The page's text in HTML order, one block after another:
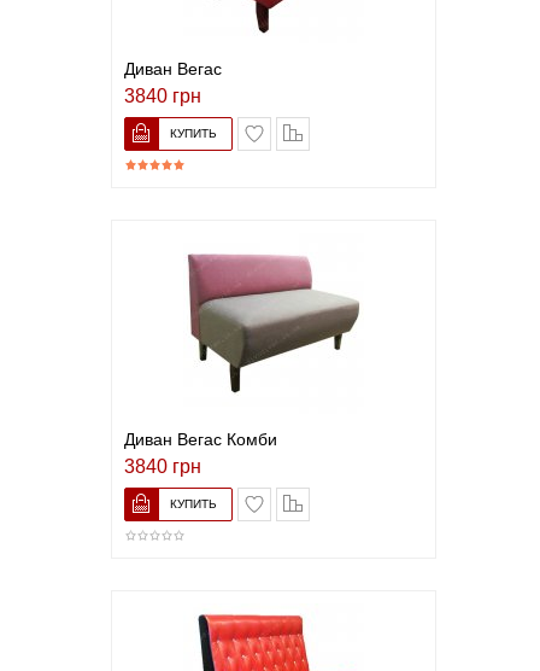
Диван Вегас
3840 грн
В список желаний
Диван Вегас Комби
3840 грн
В список желаний